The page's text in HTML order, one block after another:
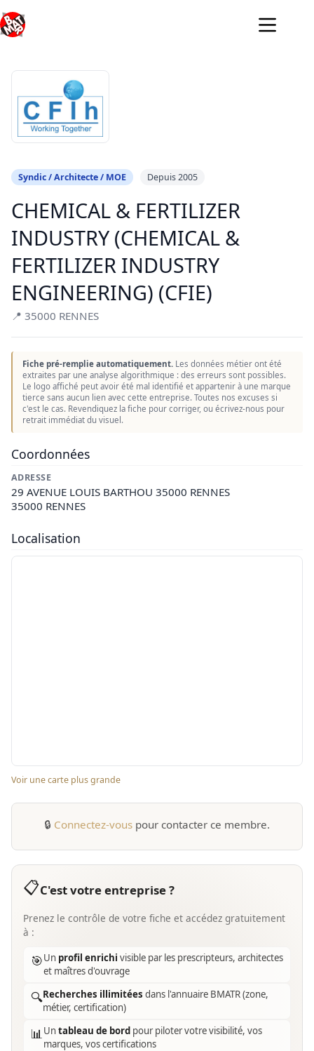
au
contenu
Syndic / Architecte / MOE Depuis 2005
CHEMICAL & FERTILIZER
INDUSTRY (CHEMICAL &
FERTILIZER INDUSTRY
ENGINEERING) (CFIE)
📍 35000 RENNES
Fiche pré-remplie automatiquement. Les données métier ont été
extraites par une analyse algorithmique : des erreurs sont possibles.
Le logo affiché peut avoir été mal identifié et appartenir à une marque
tierce sans aucun lien avec cette entreprise. Toutes nos excuses si
c'est le cas. Revendiquez la fiche pour corriger, ou écrivez-nous pour
retrait immédiat du visuel.
Coordonnées
ADRESSE
29 AVENUE LOUIS BARTHOU 35000 RENNES
35000 RENNES
Localisation
Voir une carte plus grande
🔒 Connectez-vous pour contacter ce membre.
📋C'est votre entreprise ?
Prenez le contrôle de votre fiche et accédez gratuitement
à :
🎯Un profil enrichi visible par les prescripteurs, architectes
et maîtres d'ouvrage
🔍Recherches illimitées dans l'annuaire BMATR (zone,
métier, certification)
📊Untableau de bord pour piloter votre visibilité, vos
marques, vos certifications